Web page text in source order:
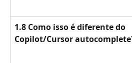
1.8 Como isso é diferente do
Copilot/Cursor